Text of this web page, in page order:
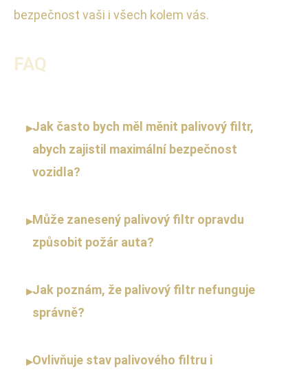
bezpečnost vaši i všech kolem vás.
FAQ
▸Jak často bych měl měnit palivový filtr,
abych zajistil maximální bezpečnost
vozidla?
▸Může zanesený palivový filtr opravdu
způsobit požár auta?
▸Jak poznám, že palivový filtr nefunguje
správně?
▸Ovlivňuje stav palivového filtru i